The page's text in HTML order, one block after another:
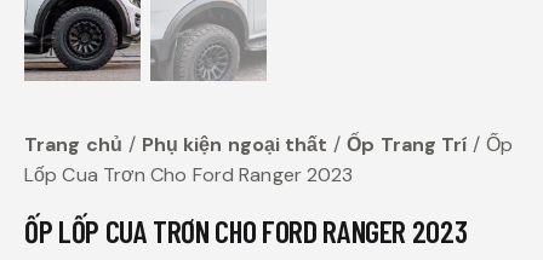
Trang chủ Phụ kiện ngoại thất Ốp Trang Trí
Ốp
Lốp Cua Trơn Cho Ford Ranger 2023
ỐP LỐP CUA TRƠN CHO FORD RANGER 2023